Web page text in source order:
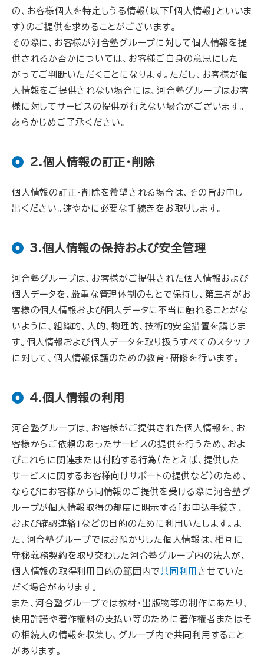
の、お客様個人を特定しうる情報（以下「個人情報」といいま
す）のご提供を求めることがございます。
その際に、お客様が河合塾グループに対して個人情報を提
供されるか否かについては、お客様ご自身の意思にした
がってご判断いただくことになります。ただし、お客様が個
人情報をご提供されない場合には、河合塾グループはお客
様に対してサービスの提供が行えない場合がございます。
あらかじめご了承ください。
2.個人情報の訂正・削除
個人情報の訂正・削除を希望される場合は、その旨お申し
出ください。速やかに必要な手続きをお取りします。
3.個人情報の保持および安全管理
河合塾グループは、お客様がご提供された個人情報および
個人データを、厳重な管理体制のもとで保持し、第三者がお
客様の個人情報および個人データに不当に触れることがな
いように、組織的、人的、物理的、技術的安全措置を講じま
す。個人情報および個人データを取り扱うすべてのスタッフ
に対して、個人情報保護のための教育・研修を行います。
4.個人情報の利用
河合塾グループは、お客様がご提供された個人情報を、お
客様からご依頼のあったサービスの提供を行うため、およ
びこれらに関連または付随する行為（たとえば、提供した
サービスに関するお客様向けサポートの提供など）のため、
ならびにお客様から同情報のご提供を受ける際に河合塾グ
ループが個人情報取得の都度に明示する「お申込手続き、
および確認連絡」などの目的のために利用いたします。ま
た、河合塾グループではお預かりした個人情報は、相互に
守秘義務契約を取り交わした河合塾グループ内の法人が、
個人情報の取得利用目的の範囲内で共同利用 させていた
だく場合があります。
また、河合塾グループでは教材・出版物等の制作にあたり、
使用許諾や著作権料の支払い等のために著作権者またはそ
の相続人の情報を収集し、グループ内で共同利用すること
があります。